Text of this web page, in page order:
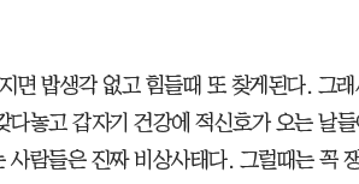
면 밥생각 없고 힘들때 또 찾게된다. 그래
놓고 갑자기 건강에 적신호가 오는 날들
람들은 진짜 비상사태다. 그럴때는 꼭